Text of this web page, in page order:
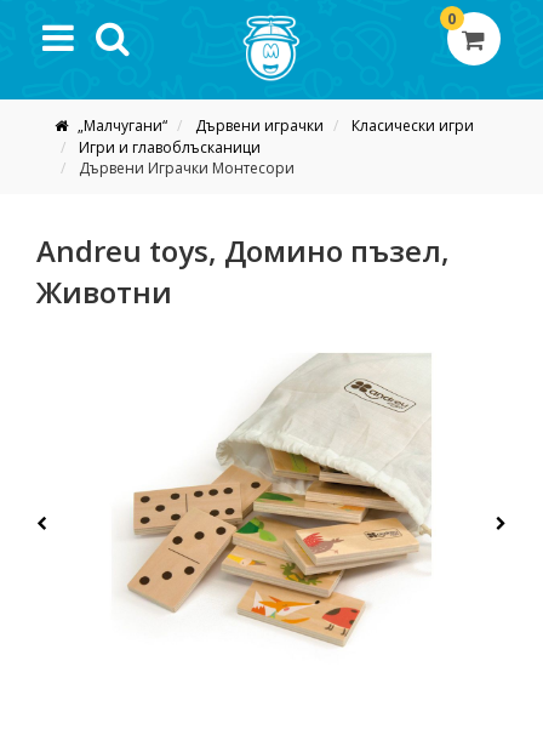
0
„Малчугани“ Дървени играчки
Класически игри
Игри и главоблъсканици
Дървени Играчки Монтесори
Andreu toys, Домино пъзел,
Животни